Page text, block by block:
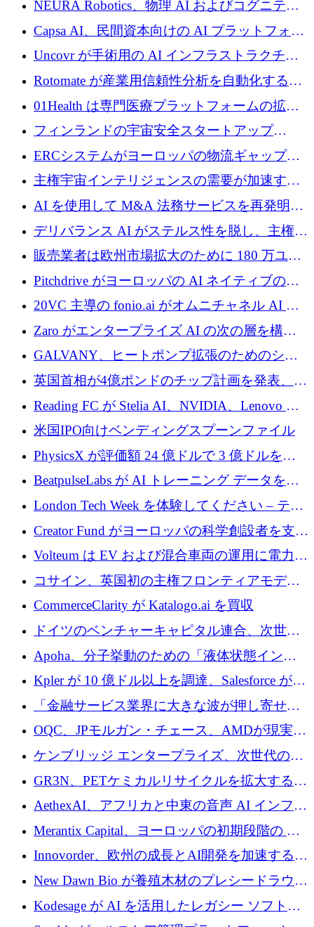
NEURA Robotics、物理 AI およびコグニティ
ブ ロボティクス プラットフォームを拡張する
ためにシリーズ C で最大 14 億ドルを確保
Capsa AI、民間資本向けの AI プラットフォー
ムを拡大するために 1,800 万ドルを調達
Uncovr が手術用の AI インフラストラクチャ
を構築するために 700 万ドルを調達
Rotomate が産業用信頼性分析を自動化するた
めに 210 万ユーロを調達
01Health は専門医療プラットフォームの拡大
に 1,500 万ドルを確保
フィンランドの宇宙安全スタートアップ
Aavuus が、スペースデブリ追跡に取り組むプ
レシード資金を獲得
ERCシステムがヨーロッパの物流ギャップを
埋めるために設計された重量物運搬用eVTOL
であるVictorを発表
主権宇宙インテリジェンスの需要が加速する
中、ICEYEは評価額100億ユーロ以上で4億
5,000万ユーロを調達
AI を使用して M&A 法務サービスを再発明す
るために 110 万ユーロを適切に確保
デリバランス AI がステルス性を脱し、主権の
あるエンタープライズ AI を強化
販売業者は欧州市場拡大のために 180 万ユー
ロを確保
Pitchdrive がヨーロッパの AI ネイティブの創
業者を支援するために 6,000 万ユーロを調達
20VC 主導の fonio.ai がオムニチャネル AI プ
ラットフォームのために 1,700 万ドルを調達
Zaro がエンタープライズ AI の次の層を構築
するために 510 万ドルを獲得
GALVANY、ヒートポンプ拡張のためのシー
ドラウンドで1,000万ユーロを確保
英国首相が4億ポンドのチップ計画を発表、英
国の新興企業は「ここで拡大」し「ここに留
まる」
Reading FC が Stelia AI、NVIDIA、Lenovo と
協力して AI Center of Excellence を立ち上げ
米国IPO向けベンディングスプーンファイル
PhysicsX が評価額 24 億ドルで 3 億ドルを調
達
BeatpulseLabs が AI トレーニング データを拡
張するために 180 万ドルのプレシードを調達
London Tech Week を体験してください – テク
ノロジーがヨーロッパのイノベーションの未
来を形作る場所
Creator Fund がヨーロッパの科学創設者を支援
するために 5,600 万ドルを調達
Volteum は EV および混合車両の運用に電力を
供給するために 250 万ユーロを寄付
コサイン、英国初の主権フロンティアモデル
で業界の支援を確保
CommerceClarity が Katalogo.ai を買収
ドイツのベンチャーキャピタル連合、次世代
スタートアップの成長に向けて機関投資家へ
の資本シフトを呼びかけ
Apoha、分子挙動のための「液体状態インテ
リジェンス」を構築するために3,600万ドルを
かけてステルス状態から出現
Kpler が 10 億ドル以上を調達、Salesforce が
Contentful を買収、Built in Europe キャンペー
ンを開始
「金融サービス業界に大きな波が押し寄せて
いる」と「欧州初のAIネイティブ銀行」のボ
スが語る
OQC、JPモルガン・チェース、AMDが現実世
界のフィンテック・アプリケーションを探索
するためにQuantum-AIデータセンターを立ち
上げ
ケンブリッジ エンタープライズ、次世代のデ
ィープテック創設者向けにロンドンの出発点
を構築
GR3N、PETケミカルリサイクルを拡大するた
めにシリーズBで1,550万ユーロを調達
AethexAI、アフリカと中東の音声 AI インフラ
ストラクチャを構築するために 300 万ドルを
Merantix Capital、ヨーロッパの初期段階の AI
スタートアップ向けに 1 億 300 万ユーロのフ
ァンドを立ち上げる
Innovorder、欧州の成長とAI開発を加速するた
めに2,000万ユーロを確保
New Dawn Bio が養殖木材のプレシードラウン
ドで 210 万ユーロを調達
Kodesage が AI を活用したレガシー ソフトウ
ェアの最新化のために 660 万ドルを調達